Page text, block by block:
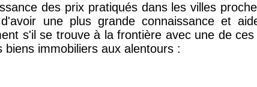
9 231 € 10 415 €
des prix pratiqués dans les villes
une plus grande connaissance et
s'il se trouve à la frontière avec une de
biens immobiliers aux alentours :